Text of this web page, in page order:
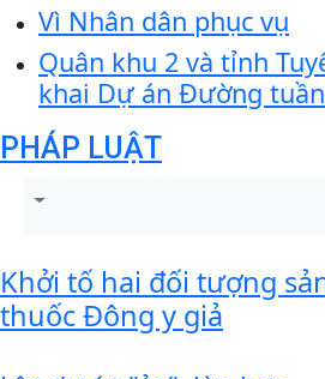
Vì Nhân dân phục vụ
Quân khu 2 và tỉnh
khai Dự án Đường
PHÁP LUẬT
Khởi tố hai đối tượng
thuốc Đông y giả